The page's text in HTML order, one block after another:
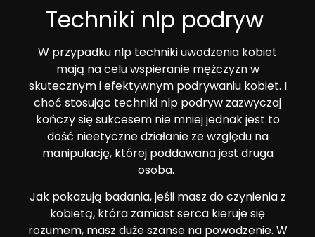
Techniki nlp podryw
W przypadku nlp techniki uwodzenia kobiet
mają na celu wspieranie mężczyzn w
skutecznym i efektywnym podrywaniu kobiet. I
choć stosując techniki nlp podryw zazwyczaj
kończy się sukcesem nie mniej jednak jest to
dość nieetyczne działanie ze względu na
manipulację, której poddawana jest druga
osoba.
Jak pokazują badania, jeśli masz do czynienia z
kobietą, która zamiast serca kieruje się
rozumem, masz duże szanse na powodzenie. W